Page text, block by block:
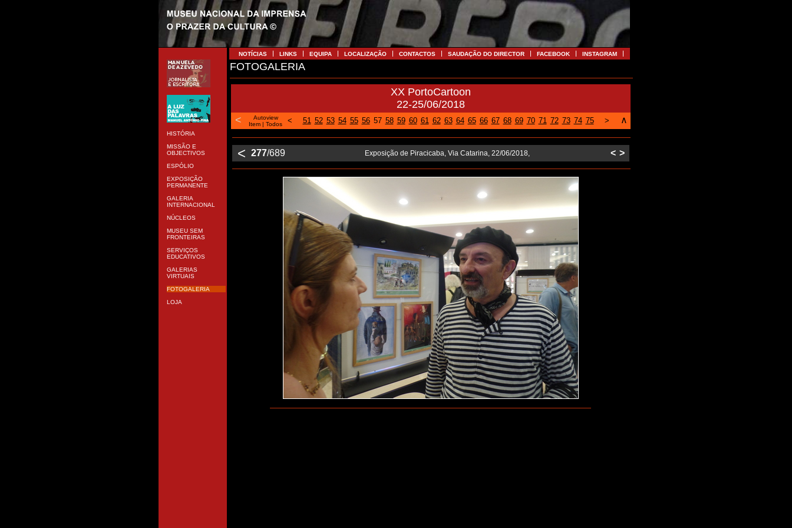
HISTÓRIA
MISSÃO E
OBJECTIVOS
ESPÓLIO
EXPOSIÇÃO
PERMANENTE
GALERIA
INTERNACIONAL
NÚCLEOS
MUSEU SEM
FRONTEIRAS
SERVIÇOS
EDUCATIVOS
GALERIAS
VIRTUAIS
FOTOGALERIA
LOJA
NOTÍCIAS LINKS EQUIPA LOCALIZAÇÃO CONTACTOS SAUDAÇÃO DO DIRECTOR FACEBOOK INSTAGRAM
FOTOGALERIA
XX PortoCartoon
22-25/06/2018
<
Autoview
Item | Todos < 51 52 53 54 55 56 57 58 59 60 61 62 63 64 65 66 67 68 69 70 71 72 73 74 75 > ∧
< 277/689 Exposição de Piracicaba, Via Catarina, 22/06/2018, < >